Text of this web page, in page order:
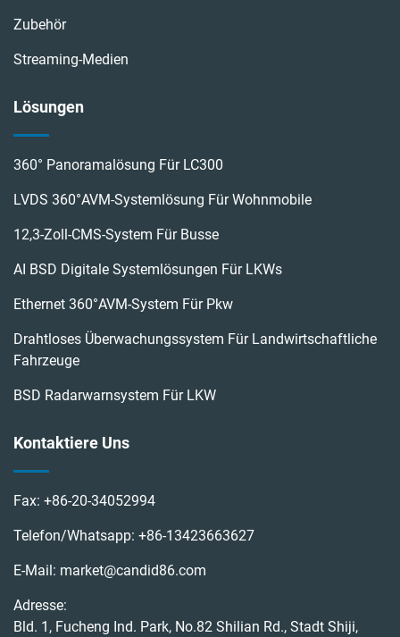
Zubehör
Streaming-Medien
Lösungen
360° Panoramalösung Für LC300
LVDS 360°AVM-Systemlösung Für Wohnmobile
12,3-Zoll-CMS-System Für Busse
AI BSD Digitale Systemlösungen Für LKWs
Ethernet 360°AVM-System Für Pkw
Drahtloses Überwachungssystem Für Landwirtschaftliche
Fahrzeuge
BSD Radarwarnsystem Für LKW
Kontaktiere Uns
Fax: +86-20-34052994
Telefon/Whatsapp: +86-13423663627
E-Mail: market@candid86.com
Adresse:
Bld. 1, Fucheng Ind. Park, No.82 Shilian Rd., Stadt Shiji,